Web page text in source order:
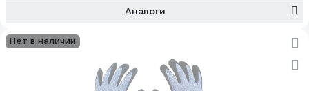
Аналоги
Нет в наличии